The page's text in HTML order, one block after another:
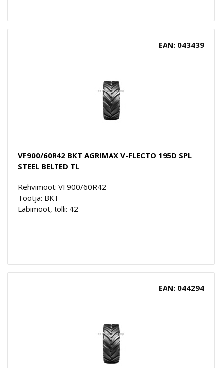
EAN: 043439
VF900/60R42 BKT AGRIMAX V-FLECTO 195D SPL
STEEL BELTED TL
Rehvimõõt: VF900/60R42
Tootja: BKT
Läbimõõt, tolli: 42
EAN: 044294